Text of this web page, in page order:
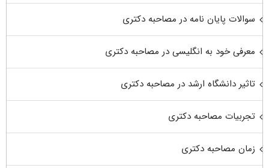
سوالات پایان نامه در مصاحبه دکتری
معرفی خود به انگلیسی در مصاحبه دکتری
تاثیر دانشگاه ارشد در مصاحبه دکتری
تجربیات مصاحبه دکتری
زمان مصاحبه دکتری